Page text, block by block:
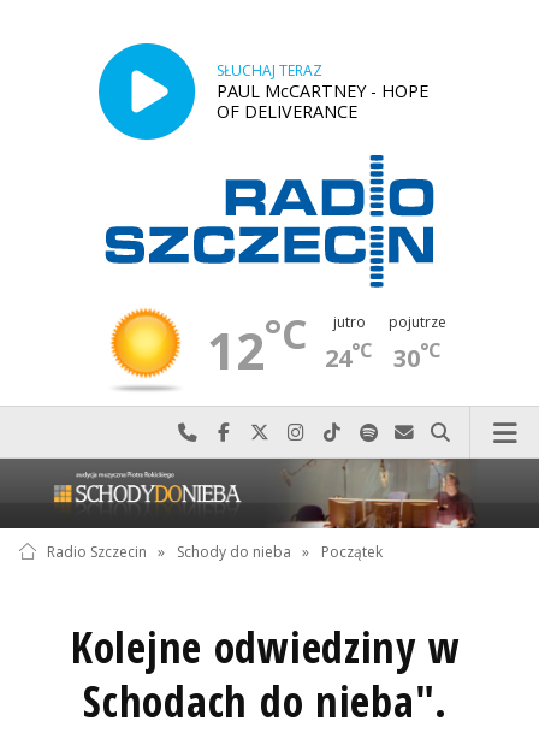
SŁUCHAJ TERAZ
PAUL McCARTNEY - HOPE
OF DELIVERANCE
12°C jutro
24°C
pojutrze
30°C
Najlepiej po prostu do nas zadzwoń
Odwiedź nas na Facebook-u
Odwiedź nas na X
Odwiedź nas na Instagram-ie
Odwiedź nas na TikTok-u
Szukaj nas na Spotify
Wyślij do nas
Szukaj
Radio Szczecin » Schody do nieba » Początek
Kolejne odwiedziny w
Schodach do nieba".